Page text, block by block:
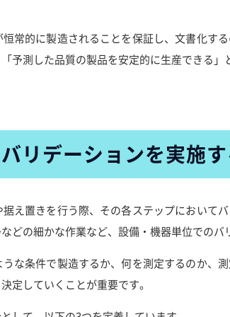
常的に製造されることを保証し、文書化す
予測した品質の製品を安定的に生産できる」
バリデーションを実施
え置きを行う際、その各ステップにおいて
どの細かな作業など、設備・機器単位でのバ
な条件で製造するか、何を測定するのか、
定していくことが重要です。